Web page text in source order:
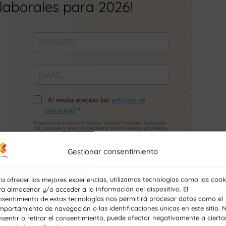
Gestionar consentimiento
ofrecer las mejores experiencias, utilizamos tecnologías como las
almacenar y/o acceder a la información del dispositivo. El
de estas tecnologías nos permitirá procesar datos como el
de navegación o las identificaciones únicas en este sitio.
o retirar el consentimiento, puede afectar negativamente a
para 2026!
Pastizzerias en la quepodrás disfrutar de